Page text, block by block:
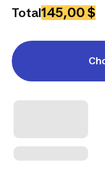
Total145,00 $